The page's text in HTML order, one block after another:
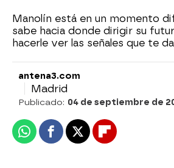
Manolín está en un momento
sabe hacia donde dirigir su
hacerle ver las señales que te
antena3.com
Madrid
Publicado: 04 de septiembre de
WhatsappFacebook
X Flipboard